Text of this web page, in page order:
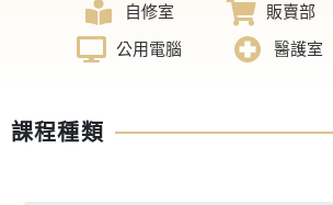
自修室
販賣部
公用電腦
醫護室
課程種類